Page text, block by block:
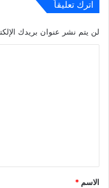
اترك تعليقاً
لن يتم نشر عنوان بريدك
*
الاسم *